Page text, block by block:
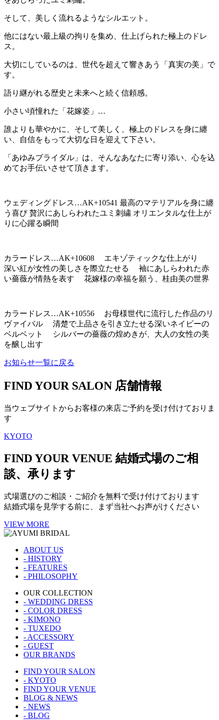
そして、美しく流れるようなシルエット。
他にはない最上級の拘りを集め、仕上げられた極上のドレ
ス。
大切にしているのは、世代を超えて響きあう「真実の美」で
す。
語り継がれる歴史と未来へと続く信頼感。
小さい頃憧れた「花嫁姿」…
誰よりも華やかに、そして美しく、極上のドレスを身に纏
い、自信をもって大切な日を迎えて下さい。
「あゆみブライダル」は、そんなあなたに寄り添い、心を込
めてお手伝いさせて頂きます。
ウェディングドレス…AK+10541 最高のマテリアルを身に纏
う喜び 贅沢にあしらわれたユミ刺繍 オリエンタルな仕上が
りに心躍る瞬間
カラードレス…AK+10608 エキゾティックな仕上がり
深い紅が女性の美しさを際立たせる 袖にあしらわれた赤
い薔薇が情熱を表す 花嫁様の幸福を願う、桂由美の世界
カラードレス…AK+10556 お母様世代に流行した作品のリ
ヴァイバル 清楚で上品さを引き立たせる深いネイビーの
ベルベット シルバーの薔薇の煌めきが、大人の女性の美
を醸し出す
お知らせ一覧に戻る
FIND YOUR SALON 店舗情報
当ウェブサイトからお客様の来店ご予約を受け付けておりま
す
KYOTO
FIND YOUR VENUE 結婚式場のご相
談、承ります
式場選びのご相談・ご紹介を無料で受け付けております
結婚式場を見学する前に、まず当社へお声がけください
VIEW MORE
ABOUT US
- HISTORY
- FEATURES
- PHILOSOPHY
OUR COLLECTION
- WEDDING DRESS
- COLOR DRESS
- KIMONO
- TUXEDO
- ACCESSORY
- GUEST
OUR BRANDS
FIND YOUR SALON
- KYOTO
FIND YOUR VENUE
BLOG & NEWS
- NEWS
- BLOG